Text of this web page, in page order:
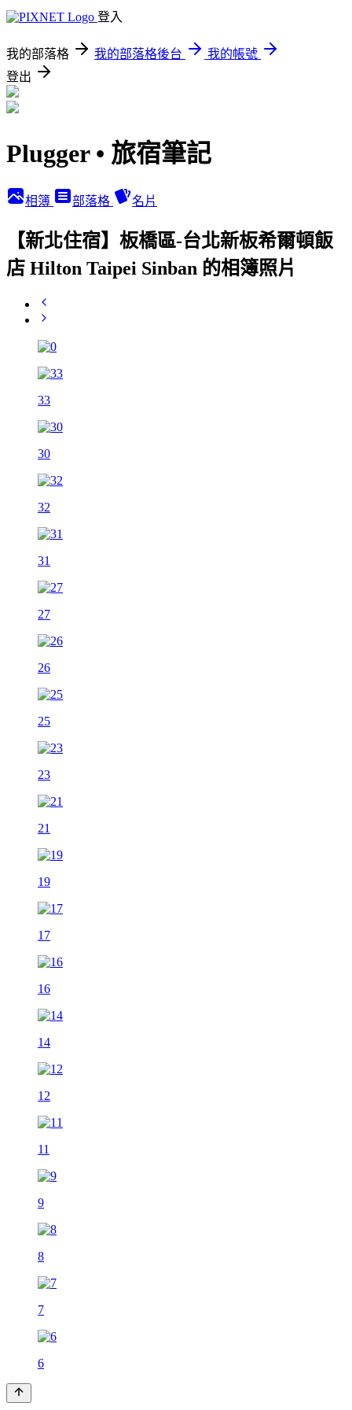
登入
我的部落格 我的部落格後台
我的帳號
登出
Plugger • 旅宿筆記
相簿 部落格 名片
【新北住宿】板橋區-台北新板希爾頓飯
店 Hilton Taipei Sinban 的相簿照片
33
30
32
31
27
26
25
23
21
19
17
16
14
12
11
9
8
7
6